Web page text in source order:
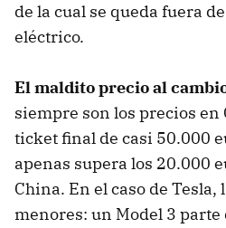
de la cual se queda fuera
eléctrico.
El maldito precio al
siempre son los precios en
ticket final de casi 50.000
apenas supera los 20.000
China. En el caso de
menores: un Model 3